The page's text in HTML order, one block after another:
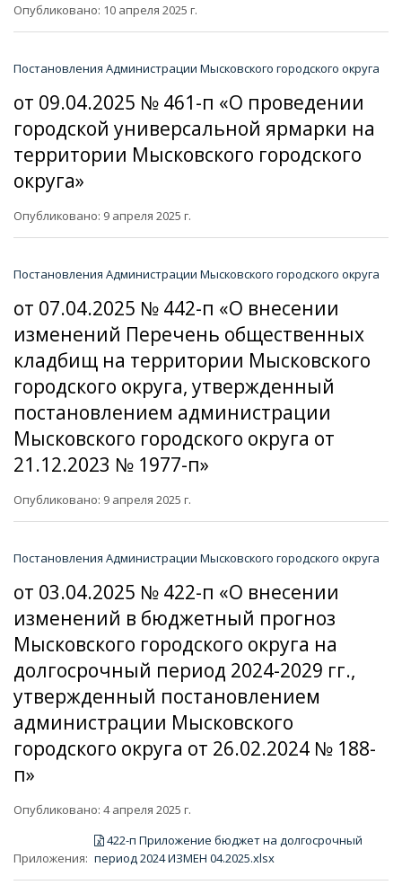
Опубликовано: 10 апреля 2025 г.
Постановления Администрации Мысковского городского округа
от 09.04.2025 № 461-п «О проведении
городской универсальной ярмарки на
территории Мысковского городского
округа»
Опубликовано: 9 апреля 2025 г.
Постановления Администрации Мысковского городского округа
от 07.04.2025 № 442-п «О внесении
изменений Перечень общественных
кладбищ на территории Мысковского
городского округа, утвержденный
постановлением администрации
Мысковского городского округа от
21.12.2023 № 1977-п»
Опубликовано: 9 апреля 2025 г.
Постановления Администрации Мысковского городского округа
от 03.04.2025 № 422-п «О внесении
изменений в бюджетный прогноз
Мысковского городского округа на
долгосрочный период 2024-2029 гг.,
утвержденный постановлением
администрации Мысковского
городского округа от 26.02.2024 № 188-
п»
Опубликовано: 4 апреля 2025 г.
Приложения:
422-п Приложение бюджет на долгосрочный
период 2024 ИЗМЕН 04.2025.xlsx